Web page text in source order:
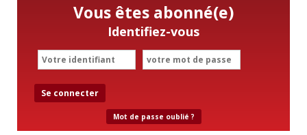
Vous êtes abonné(e)
Identifiez-vous
Se connecter
Mot de passe oublié ?